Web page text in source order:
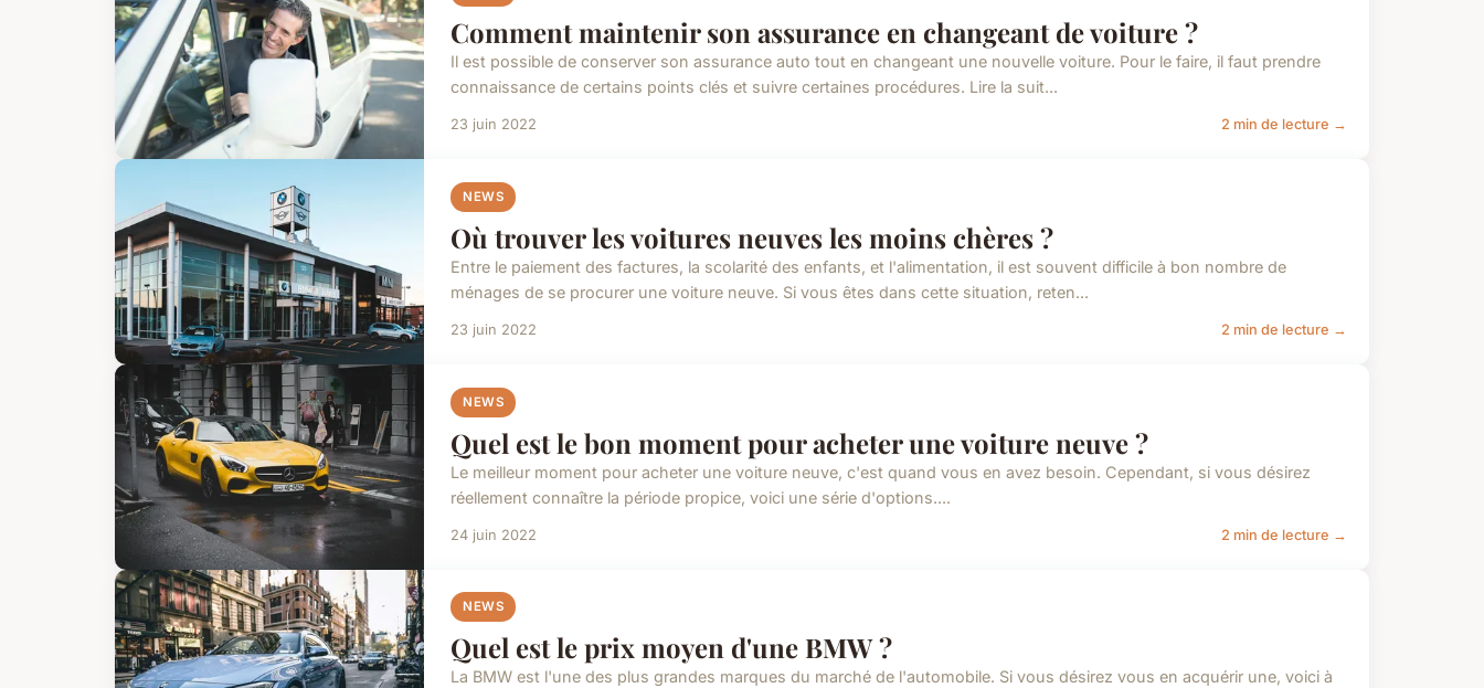
Comment maintenir son assurance en changeant de voiture ?
Il est possible de conserver son assurance auto tout en changeant une nouvelle voiture. Pour le faire, il faut prendre
connaissance de certains points clés et suivre certaines procédures. Lire la suit...
23 juin 2022 2 min de lecture →
NEWS
Où trouver les voitures neuves les moins chères ?
Entre le paiement des factures, la scolarité des enfants, et l'alimentation, il est souvent difficile à bon nombre de
ménages de se procurer une voiture neuve. Si vous êtes dans cette situation, reten...
23 juin 2022 2 min de lecture →
NEWS
Quel est le bon moment pour acheter une voiture neuve ?
Le meilleur moment pour acheter une voiture neuve, c'est quand vous en avez besoin. Cependant, si vous désirez
réellement connaître la période propice, voici une série d'options....
24 juin 2022 2 min de lecture →
NEWS
Quel est le prix moyen d'une BMW ?
La BMW est l'une des plus grandes marques du marché de l'automobile. Si vous désirez vous en acquérir une, voici à